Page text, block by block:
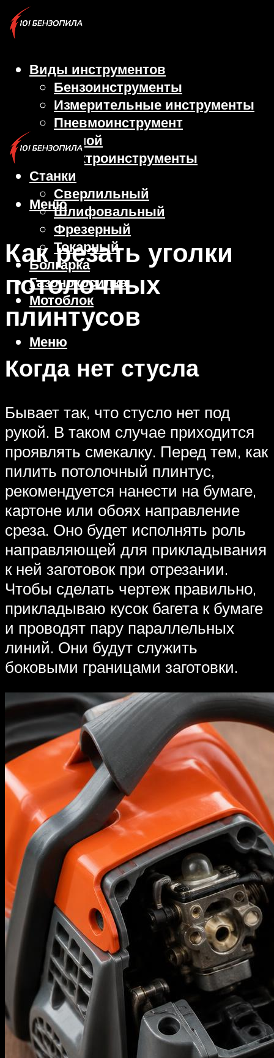
Виды инструментов
Бензоинструменты
Измерительные инструменты
Пневмоинструмент
Ручной
Электроинструменты
Станки
Сверлильный
Шлифовальный
Фрезерный
Токарный
Болгарка
Газонокосилка
Мотоблок
Меню
Меню
Как резать уголки
потолочных
плинтусов
Когда нет стусла
Бывает так, что стусло нет под
рукой. В таком случае приходится
проявлять смекалку. Перед тем, как
пилить потолочный плинтус,
рекомендуется нанести на бумаге,
картоне или обоях направление
среза. Оно будет исполнять роль
направляющей для прикладывания
к ней заготовок при отрезании.
Чтобы сделать чертеж правильно,
прикладываю кусок багета к бумаге
и проводят пару параллельных
линий. Они будут служить
боковыми границами заготовки.